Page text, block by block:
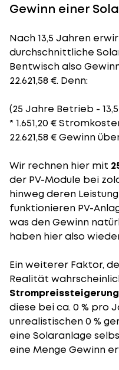
Gewinn einer
Nach 13,5 Jahren
durchschnittliche
Bentwisch also
22.621,58 €. Denn:
(25 Jahre Betrieb -
* 1.651,20 €
22.621,58 € Gewinn
Wir rechnen hier mit
der PV-Module bei
hinweg deren
funktionieren PV-
was den Gewinn
haben hier also
Ein weiterer Faktor,
Realität
Strompreissteigerung
diese bei ca. 0 % pro
unrealistischen 0 %
eine Solaranlage
eine Menge Gewinn